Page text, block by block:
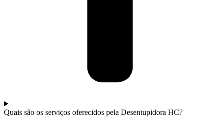
Quais são os serviços oferecidos pela Desentupidora HC?